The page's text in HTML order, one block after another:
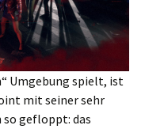
Umgebung spielt, ist
mit seiner sehr
so gefloppt: das